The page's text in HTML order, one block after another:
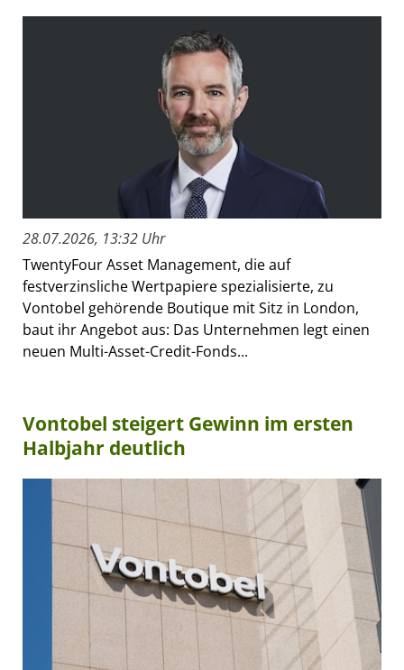
28.07.2026, 13:32 Uhr
TwentyFour Asset Management, die auf
festverzinsliche Wertpapiere spezialisierte, zu
Vontobel gehörende Boutique mit Sitz in London,
baut ihr Angebot aus: Das Unternehmen legt einen
neuen Multi-Asset-Credit-Fonds...
Vontobel steigert Gewinn im ersten
Halbjahr deutlich